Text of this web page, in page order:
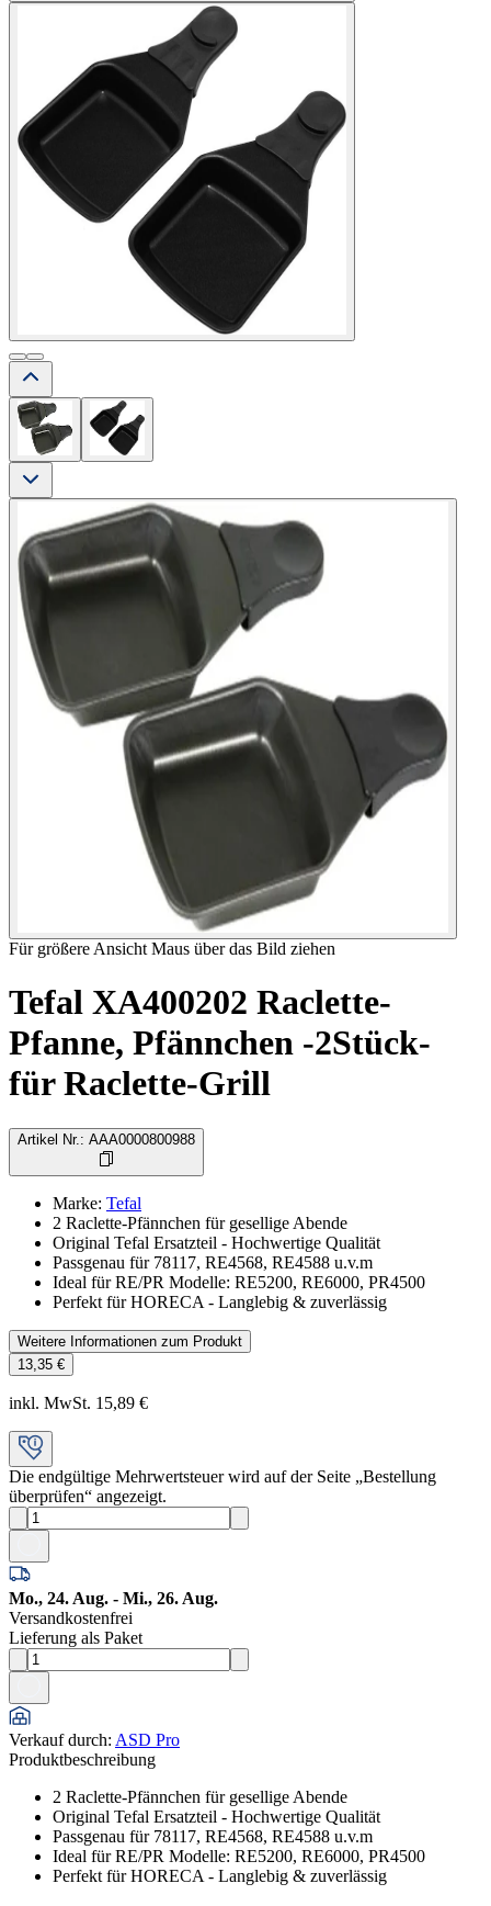
Für größere Ansicht Maus über das Bild ziehen
Tefal XA400202 Raclette-
Pfanne, Pfännchen -2Stück-
für Raclette-Grill
Artikel Nr. : AAA0000800988
Marke: Tefal
2 Raclette-Pfännchen für gesellige Abende
Original Tefal Ersatzteil - Hochwertige Qualität
Passgenau für 78117, RE4568, RE4588 u.v.m
Ideal für RE/PR Modelle: RE5200, RE6000, PR4500
Perfekt für HORECA - Langlebig & zuverlässig
Weitere Informationen zum Produkt
13,35 €
inkl. MwSt. 15,89 €
Die endgültige Mehrwertsteuer wird auf der Seite „Bestellung
überprüfen“ angezeigt.
Mo., 24. Aug. - Mi., 26. Aug.
Versandkostenfrei
Lieferung als Paket
Verkauf durch: ASD Pro
Produktbeschreibung
2 Raclette-Pfännchen für gesellige Abende
Original Tefal Ersatzteil - Hochwertige Qualität
Passgenau für 78117, RE4568, RE4588 u.v.m
Ideal für RE/PR Modelle: RE5200, RE6000, PR4500
Perfekt für HORECA - Langlebig & zuverlässig